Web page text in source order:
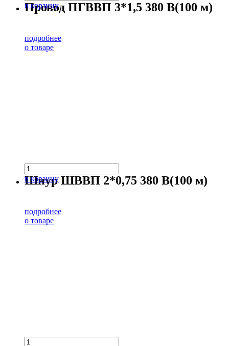
в корзину
Провод ПГВВП 3*1,5 380 В(100 м)
подробнее
о товаре
в корзину
Шнур ШВВП 2*0,75 380 В(100 м)
подробнее
о товаре